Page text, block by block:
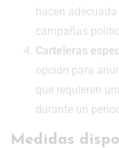
hacen
campañas
Carteleras
opción para
que requieren
durante un
Medidas